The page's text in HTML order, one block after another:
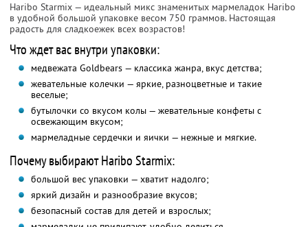
Haribo Starmix — идеальный микс знаменитых мармеладок Haribo
в удобной большой упаковке весом 750 граммов. Настоящая
радость для сладкоежек всех возрастов!
Что ждет вас внутри упаковки:
медвежата Goldbears — классика жанра, вкус детства;
жевательные колечки — яркие, разноцветные и такие
веселые;
бутылочки со вкусом колы — жевательные конфеты с
освежающим вкусом;
мармеладные сердечки и яички — нежные и мягкие.
Почему выбирают Haribo Starmix:
большой вес упаковки — хватит надолго;
яркий дизайн и разнообразие вкусов;
безопасный состав для детей и взрослых;